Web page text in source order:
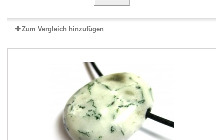
Zum Vergleich hinzufügen